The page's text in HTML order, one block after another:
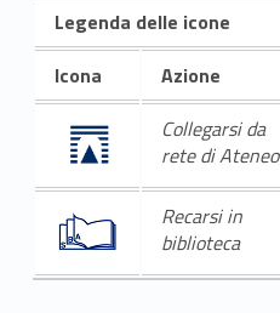
Legenda delle icone
Icona
Azione
Collegarsi da
rete di Ateneo
Recarsi in
biblioteca